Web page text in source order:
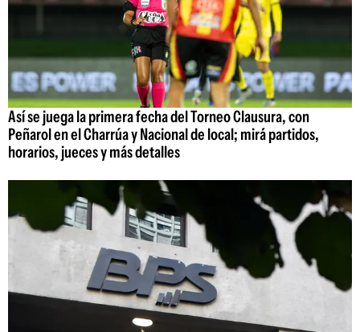
Así se juega la primera fecha del Torneo Clausura, con
Peñarol en el Charrúa y Nacional de local; mirá partidos,
horarios, jueces y más detalles